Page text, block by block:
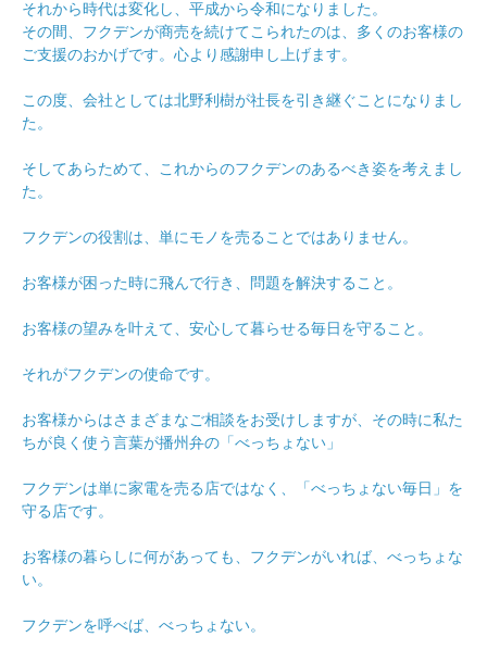
それから時代は変化し、平成から令和になりました。
その間、フクデンが商売を続けてこられたのは、多くのお客様の
ご支援のおかげです。心より感謝申し上げます。
この度、会社としては北野利樹が社長を引き継ぐことになりまし
た。
そしてあらためて、これからのフクデンのあるべき姿を考えまし
た。
フクデンの役割は、単にモノを売ることではありません。
お客様が困った時に飛んで行き、問題を解決すること。
お客様の望みを叶えて、安心して暮らせる毎日を守ること。
それがフクデンの使命です。
お客様からはさまざまなご相談をお受けしますが、その時に私た
ちが良く使う言葉が播州弁の「べっちょない」
フクデンは単に家電を売る店ではなく、「べっちょない毎日」を
守る店です。
お客様の暮らしに何があっても、フクデンがいれば、べっちょな
い。
フクデンを呼べば、べっちょない。